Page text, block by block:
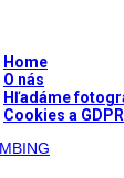
Home
O nás
Hľadáme
Cookies a GDPR